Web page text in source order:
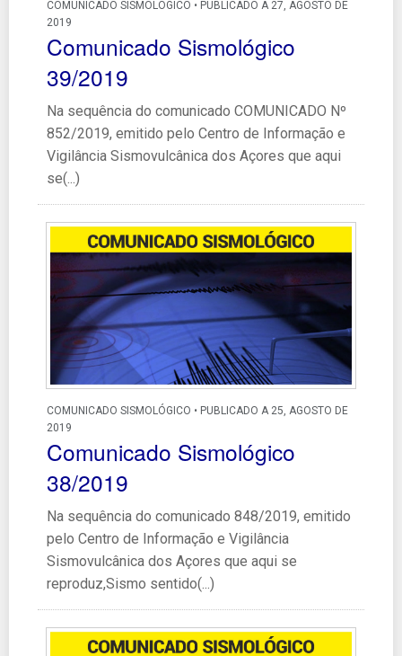
COMUNICADO SISMOLÓGICO • PUBLICADO A 27, AGOSTO DE
2019
Comunicado Sismológico
39/2019
Na sequência do comunicado COMUNICADO Nº
852/2019, emitido pelo Centro de Informação e
Vigilância Sismovulcânica dos Açores que aqui
se(...)
COMUNICADO SISMOLÓGICO • PUBLICADO A 25, AGOSTO DE
2019
Comunicado Sismológico
38/2019
Na sequência do comunicado 848/2019, emitido
pelo Centro de Informação e Vigilância
Sismovulcânica dos Açores que aqui se
reproduz,Sismo sentido(...)